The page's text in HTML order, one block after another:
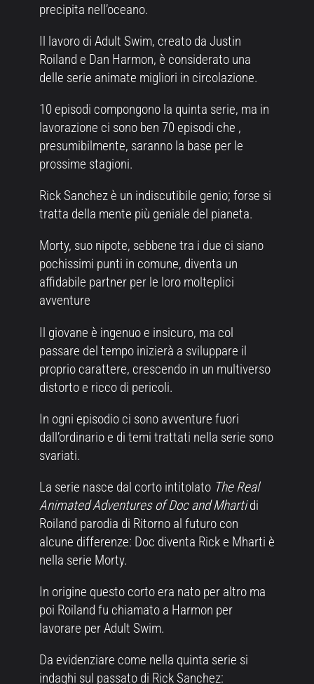
precipita nell’oceano.
Il lavoro di Adult Swim, creato da Justin
Roiland e Dan Harmon, è considerato una
delle serie animate migliori in circolazione.
10 episodi compongono la quinta serie, ma in
lavorazione ci sono ben 70 episodi che ,
presumibilmente, saranno la base per le
prossime stagioni.
Rick Sanchez è un indiscutibile genio; forse si
tratta della mente più geniale del pianeta.
Morty, suo nipote, sebbene tra i due ci siano
pochissimi punti in comune, diventa un
affidabile partner per le loro molteplici
avventure
Il giovane è ingenuo e insicuro, ma col
passare del tempo inizierà a sviluppare il
proprio carattere, crescendo in un multiverso
distorto e ricco di pericoli.
In ogni episodio ci sono avventure fuori
dall’ordinario e di temi trattati nella serie sono
svariati.
La serie nasce dal corto intitolato The Real
Animated Adventures of Doc and Mhartidi
Roiland parodia di Ritorno al futuro con
alcune differenze: Doc diventa Rick e Mharti è
nella serie Morty.
In origine questo corto era nato per altro ma
poi Roiland fu chiamato a Harmon per
lavorare per Adult Swim.
Da evidenziare come nella quinta serie si
indaghi sul passato di Rick Sanchez: